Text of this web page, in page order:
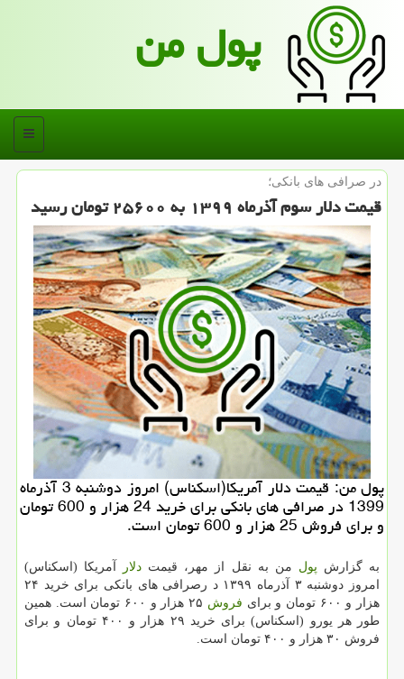
پول من
منو
در صرافی های بانكی؛
قیمت دلار سوم آذرماه ۱۳۹۹ به ۲۵۶۰۰ تومان رسید
پول من: قیمت دلار آمریكا(اسكناس) امروز دوشنبه 3 آذرماه
1399 در صرافی های بانكی برای خرید 24 هزار و 600 تومان
و برای فروش 25 هزار و 600 تومان است.
به گزارش پول من به نقل از مهر، قیمت دلار
آمریکا (اسکناس)
امروز دوشنبه ۳ آذرماه ۱۳۹۹ د رصرافی های بانکی برای خرید ۲۴
هزار و ۶۰۰ تومان و برای
فروش
۲۵ هزار و ۶۰۰ تومان است. همین
طور هر یورو (اسکناس) برای خرید ۲۹ هزار و ۴۰۰ تومان و برای
فروش ۳۰ هزار و ۴۰۰ تومان است.